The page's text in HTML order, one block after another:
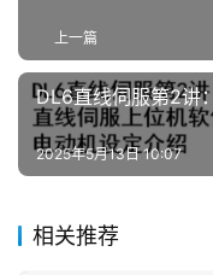
问
答
社
区
常
上一篇
DL6直线伺服第2讲
2025年5月13日 10:07
相关推荐